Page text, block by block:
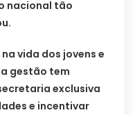
nacional tão
vida dos jovens e
gestão tem
exclusiva
e incentivar